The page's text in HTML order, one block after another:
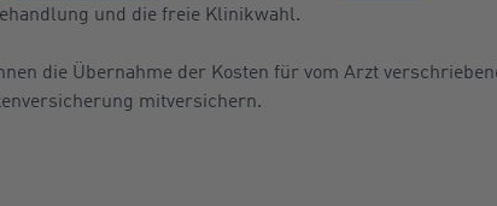
und die freie Klinikwahl.
die Übernahme der Kosten für vom Arzt
mitversichern.